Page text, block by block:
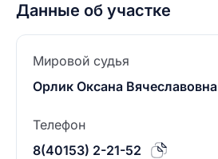
Данные об участке
Мировой судья
Орлик Оксана Вячеславовна
Телефон
8(40153) 2-21-52